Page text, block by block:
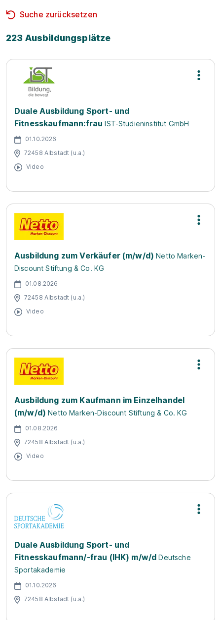
Suche zurücksetzen
223 Ausbildungsplätze
Duale Ausbildung Sport- und
Fitnesskaufmann:frau IST-Studieninstitut GmbH
01.10.2026
72458 Albstadt (u.a.)
Video
Ausbildung zum Verkäufer (m/w/d) Netto Marken-
Discount Stiftung & Co. KG
01.08.2026
72458 Albstadt (u.a.)
Video
Ausbildung zum Kaufmann im Einzelhandel
(m/w/d) Netto Marken-Discount Stiftung & Co. KG
01.08.2026
72458 Albstadt (u.a.)
Video
Duale Ausbildung Sport- und
Fitnesskaufmann/-frau (IHK) m/w/d Deutsche
Sportakademie
01.10.2026
72458 Albstadt (u.a.)